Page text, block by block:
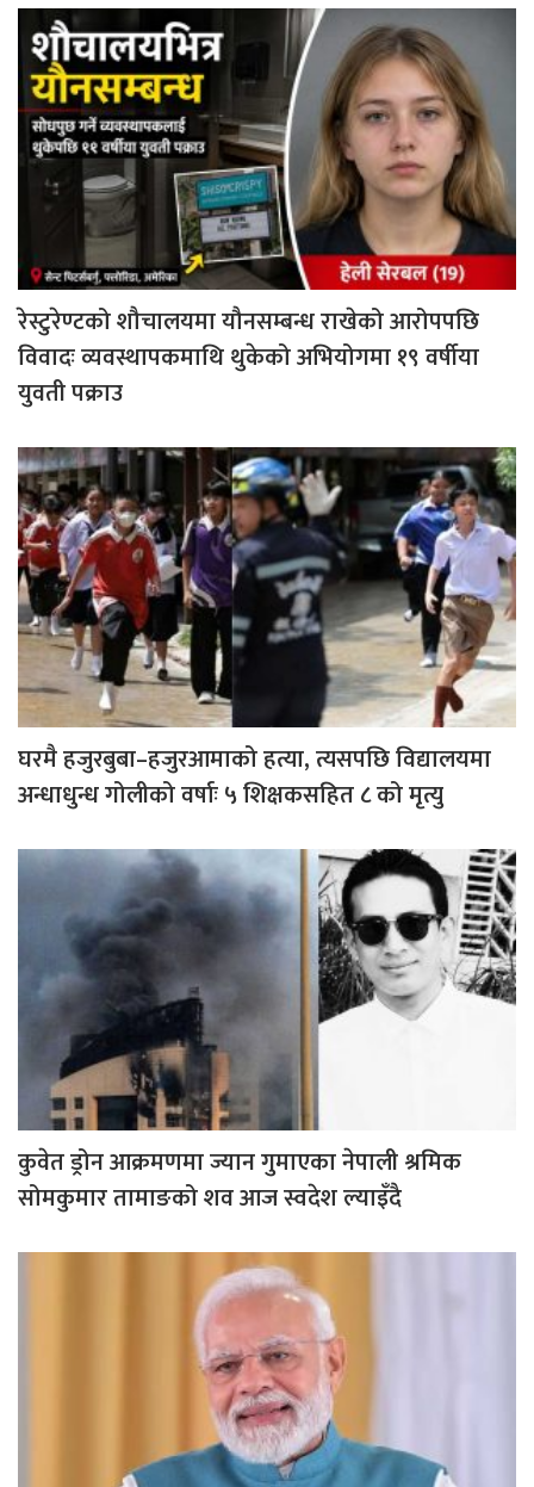
रेस्टुरेण्टको शौचालयमा यौनसम्बन्ध राखेको आरोपपछि
विवादः व्यवस्थापकमाथि थुकेको अभियोगमा १९ वर्षीया
युवती पक्राउ
घरमै हजुरबुबा–हजुरआमाको हत्या, त्यसपछि विद्यालयमा
अन्धाधुन्ध गोलीको वर्षाः ५ शिक्षकसहित ८ को मृत्यु
कुवेत ड्रोन आक्रमणमा ज्यान गुमाएका नेपाली श्रमिक
सोमकुमार तामाङको शव आज स्वदेश ल्याइँदै